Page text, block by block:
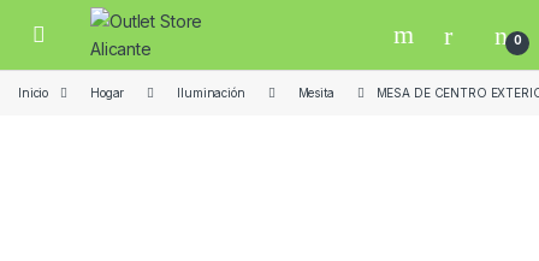
Skip to navigation
Skip to content
Open 0
Inicio Hogar Iluminación Mesita MESA DE CENTRO